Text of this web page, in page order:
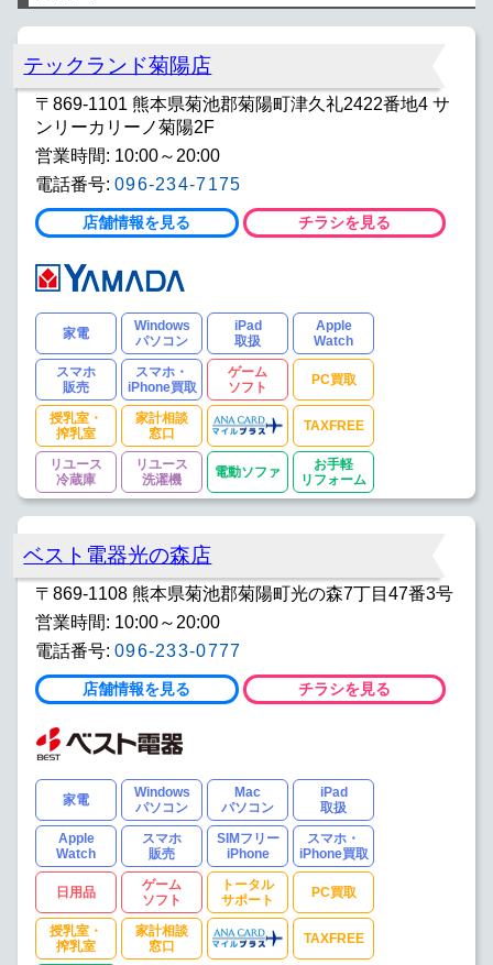
テックランド菊陽店
〒869-1101 熊本県菊池郡菊陽町津久礼2422番地4 サ
ンリーカリーノ菊陽2F
営業時間: 10:00～20:00
電話番号: 096-234-7175
店舗情報を見る チラシを見る
家電
Windows
パソコン
iPad
取扱
Apple
Watch
スマホ
販売
スマホ・
iPhone買取
ゲーム
ソフト
PC買取
授乳室・
搾乳室
家計相談
窓口
TAXFREE
リユース
冷蔵庫
リユース
洗濯機
電動ソファ
お手軽
リフォーム
ベスト電器光の森店
〒869-1108 熊本県菊池郡菊陽町光の森7丁目47番3号
営業時間: 10:00～20:00
電話番号: 096-233-0777
店舗情報を見る チラシを見る
家電
Windows
パソコン
Mac
パソコン
iPad
取扱
Apple
Watch
スマホ
販売
SIMフリー
iPhone
スマホ・
iPhone買取
日用品
ゲーム
ソフト
トータル
サポート
PC買取
授乳室・
搾乳室
家計相談
窓口
TAXFREE